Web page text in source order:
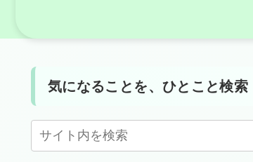
気になることを、ひとこと検索